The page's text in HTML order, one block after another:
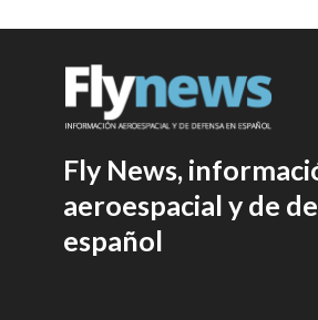
Fly News,
aeroespacial y de
español